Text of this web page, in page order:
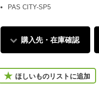
PAS CITY-SP5
購入先・在庫確認
ほしいものリストに追加